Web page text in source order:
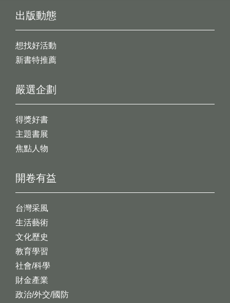
出版動態
想找好活動
新書特推薦
開卷有益
台灣采風
生活藝術
文化歷史
教育學習
社會/科學
財金產業
政治/外交/國防
嚴選企劃
得獎好書
主題書展
焦點人物